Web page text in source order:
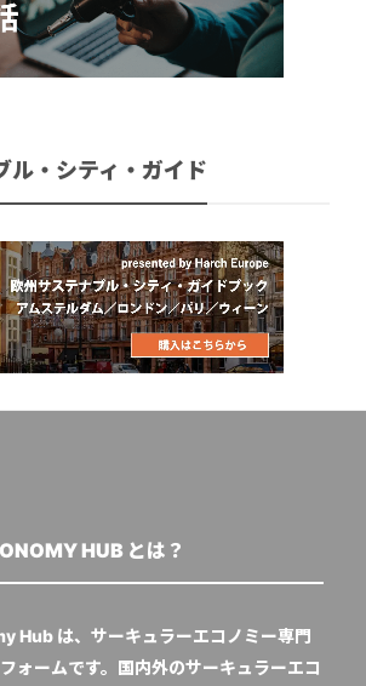
ル・シティ・ガイド
HUB とは？
Hub は、サーキュラーエコノミー専門
ォームです。国内外のサーキュラーエコ